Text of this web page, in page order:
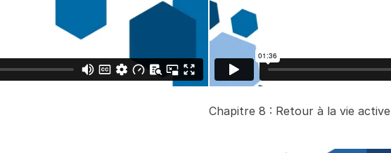
Chapitre 8 : Retour à la vie active